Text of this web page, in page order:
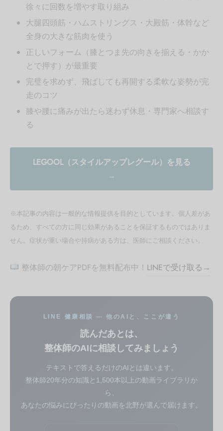
徐々に回数を増やす取り組み
大腿四頭筋・ハムストリングス・大殿筋・体幹など
全身の大きな筋肉を使う
正しいフォーム（膝とつま先の向きを揃える・かか
とで押す）が最重要
完璧を求めず、飛ばしても再開する柔軟な姿勢が完
走のコツ
膝や腰に痛みが出たら迷わず休息・専門家へ相談す
る
LEGOOL（スタイルアップレグール）を見る
→
※本記事の内容は一般的な情報提供を目的としています。個人差があ
るため、すべての方に同じ効果があることを保証するものではありま
せん。症状が重い場合や持病がある方は、医師にご相談ください。
整体師の朝ケアPDFを無料配布中！ LINEで受け取る→
LINE 健康相談 — 他のAIと、ここが違う
読んだあとは、
整体師のAIに相談してみましょう
テキストで答えるだけのAIとは違います。
整体師20年分の知識と1,500本以上の動画ライブラリか
ら、
あなたの悩みにぴったりの動画を北野が選んで届けます。